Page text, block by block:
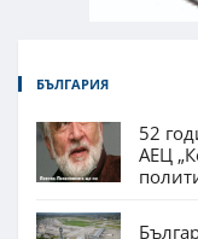
БЪЛГАРИЯ
52
АЕЦ